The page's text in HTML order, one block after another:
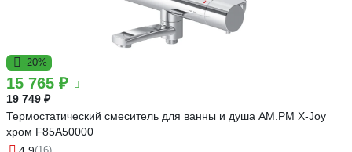
-20%
15 765 ₽
19 749 ₽
Термостатический смеситель для ванны и душа AM.PM X-Joy
хром F85A50000